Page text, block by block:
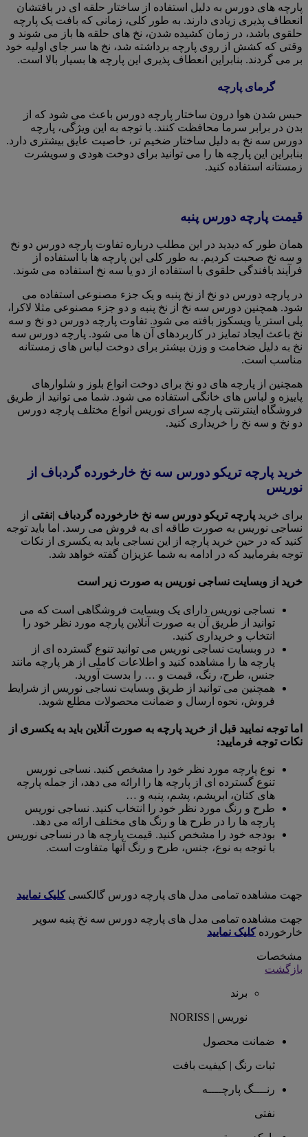
پارچه های دورس به دلیل استفاده از ساختار حلقه ای در بافتشان
انعطاف پذیری زیادی دارند. به طور کلی، زمانی که بافت یک پارچه
حلقوی باشد، در زمان کشیده شدن، نخ های حلقه ها باز می شوند و
وقتی که کشش از روی پارچه برداشته شد، نخ ها سر جای اولیه خود
بر می گردند. بنابراین انعطاف پذیری این پارچه ها بسیار بالا است.
گرمای پارچه
حبس شدن هوا درون ساختار پارچه دورس باعث می شود که از
بدن در برابر سرما محافظت کنند. با توجه به این ویژگی، پارچه
دورس سه نخ به دلیل ساختار ضخیم تر، خاصیت عایق بیشتری دارد.
بنابراین این پارچه ها را می توانید برای دوخت هودی و سویشرت
زمستانه استفاده کنید.
قیمت پارچه دورس پنبه
همان طور که دیدید در این مطلب درباره تفاوت پارچه دورس دو نخ
و سه نخ صحبت کردیم. به طور کلی این پارچه ها با استفاده از
فرآیند بافندگی حلقوی با استفاده از دو یا سه نخ استفاده می شوند.
در پارچه دورس دو نخ از نخ پنبه و یک جزء مصنوعی استفاده می
شود. همچنین دورس سه نخ از نخ پنبه و دو جزء مصنوعی مثلا لاکرا،
پلی استر یا ویسکوز بافته می شود. تفاوت پارچه دورس دو نخ و سه
نخ باعث ایجاد تمایز در کاربردهای آن ها می شود. پارچه دورس سه
نخ به دلیل ضخامت و وزن بیشتر برای دوخت لباس های زمستانه
مناسب است.
همچنین از پارچه های دو نخ برای دوخت انواع بلوز و شلوارهای
پاییزه و لباس های خانگی استفاده می شود. شما می توانید از طریق
فروشگاه اینترنتی پارچه سرای نوریس انواع مختلف پارچه دورس
دو نخ و سه نخ را خریداری کنید.
خرید پارچه تریکو دورس سه نخ خارخورده گردباف از
نوریس
برای خرید پارچه تریکو دورس سه نخ خارخورده گردباف |نفتی از
نساجی نوریس به صورت طاقه ای به فروش می رسد. اما باید توجه
کنید که در حین خرید پارچه از این نساجی باید به یکسری از نکات
توجه بفرمایید که در ادامه به شما عزیزان گفته خواهد شد.
خرید از وبسایت نساجی نوریس به صورت زیر است
نساجی نوریس دارای یک وبسایت فروشگاهی است که می
توانید از طریق آن به صورت آنلاین پارچه مورد نظر خود را
انتخاب و خریداری کنید.
در وبسایت نساجی نوریس می توانید تنوع گسترده ای از
پارچه ها را مشاهده کنید و اطلاعات کاملی از هر پارچه مانند
جنس، طرح، رنگ، قیمت و … را بدست آورید.
همچنین می توانید از طریق وبسایت نساجی نوریس از شرایط
فروش، نحوه ارسال و ضمانت محصولات مطلع شوید.
اما توجه نمایید قبل از خرید پارچه به صورت آنلاین باید به یکسری از
نکات توجه فرمایید:
نوع پارچه مورد نظر خود را مشخص کنید. نساجی نوریس
تنوع گسترده ای از پارچه ها را ارائه می دهد، از جمله پارچه
های کتان، ابریشم، پشم، پنبه و …
طرح و رنگ مورد نظر خود را انتخاب کنید. نساجی نوریس
پارچه ها را در طرح ها و رنگ های مختلف ارائه می دهد.
بودجه خود را مشخص کنید. قیمت پارچه ها در نساجی نوریس
با توجه به نوع، جنس، طرح و رنگ آنها متفاوت است.
جهت مشاهده تمامی مدل های پارچه دورس گالکسیکلیک نمایید
جهت مشاهده تمامی مدل های پارچه دورس سه نخ پنبه سوپر
خارخوردهکلیک نمایید
مشخصات
بازگشت
برند
نوریس | NORISS
ضمانت محصول
ثبات رنگ | کیفیت بافت
رنــــگ پارچــــه
نفتی